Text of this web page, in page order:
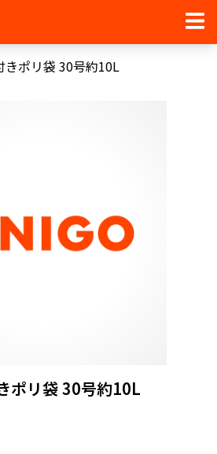
きポリ袋 30号約10L
ポリ袋 30号約10L